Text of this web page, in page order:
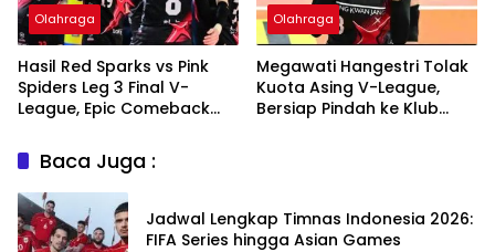
Olahraga
Hasil Red Sparks vs Pink
Spiders Leg 3 Final V-
League, Epic Comeback
Olahraga
Megawati Hangestri Tolak
Kuota Asing V-League,
Bersiap Pindah ke Klub
Baca Juga :
Jadwal Lengkap Timnas Indonesia 2026:
FIFA Series hingga Asian Games